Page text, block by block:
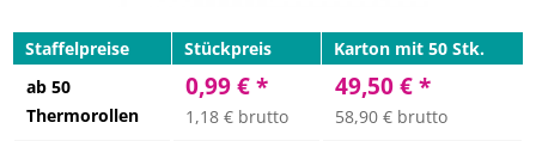
Staffelpreise Stückpreis
Karton mit 50 Stk.
ab 50
Thermorollen
0,99 € *
1,18 € brutto
49,50 € *
58,90 € brutto